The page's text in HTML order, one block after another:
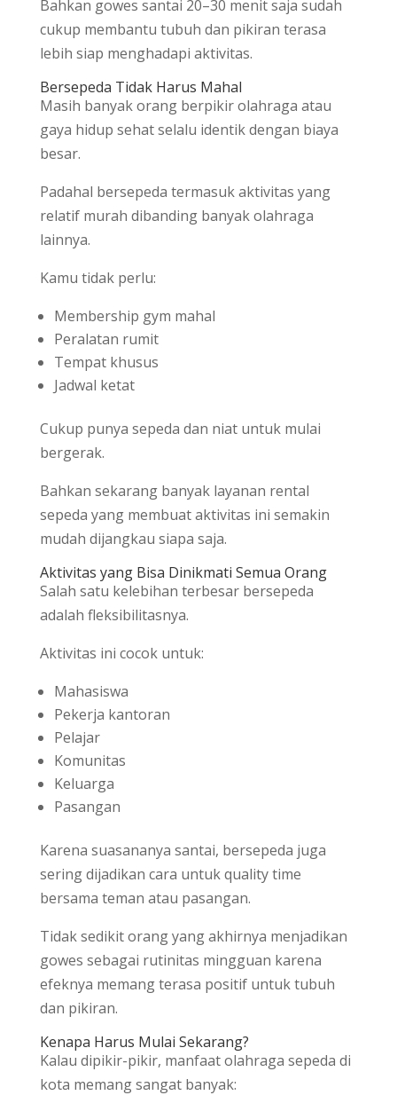
Bahkan gowes santai 20–30 menit saja sudah
cukup membantu tubuh dan pikiran terasa
lebih siap menghadapi aktivitas.
Bersepeda Tidak Harus Mahal
Masih banyak orang berpikir olahraga atau
gaya hidup sehat selalu identik dengan biaya
besar.
Padahal bersepeda termasuk aktivitas yang
relatif murah dibanding banyak olahraga
lainnya.
Kamu tidak perlu:
Membership gym mahal
Peralatan rumit
Tempat khusus
Jadwal ketat
Cukup punya sepeda dan niat untuk mulai
bergerak.
Bahkan sekarang banyak layanan rental
sepeda yang membuat aktivitas ini semakin
mudah dijangkau siapa saja.
Aktivitas yang Bisa Dinikmati Semua Orang
Salah satu kelebihan terbesar bersepeda
adalah fleksibilitasnya.
Aktivitas ini cocok untuk:
Mahasiswa
Pekerja kantoran
Pelajar
Komunitas
Keluarga
Pasangan
Karena suasananya santai, bersepeda juga
sering dijadikan cara untuk quality time
bersama teman atau pasangan.
Tidak sedikit orang yang akhirnya menjadikan
gowes sebagai rutinitas mingguan karena
efeknya memang terasa positif untuk tubuh
dan pikiran.
Kenapa Harus Mulai Sekarang?
Kalau dipikir-pikir, manfaat olahraga sepeda di
kota memang sangat banyak: